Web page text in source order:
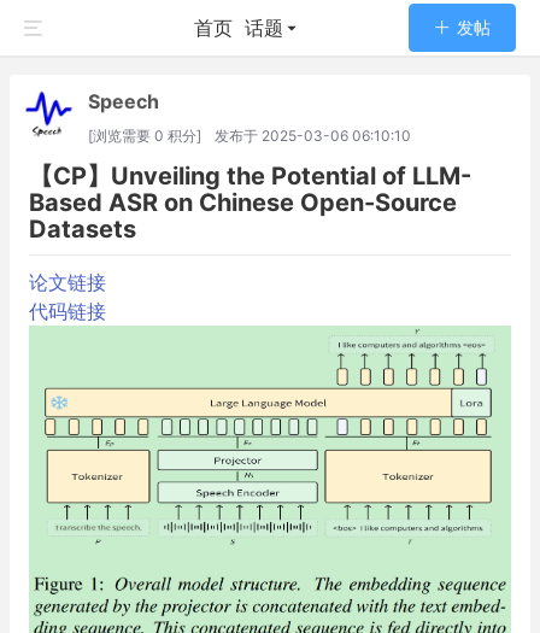
首页 话题 发帖
Speech
[浏览需要 0 积分] 发布于 2025-03-06 06:10:10
【CP】Unveiling the Potential of LLM-
Based ASR on Chinese Open-Source
Datasets
论文链接
代码链接